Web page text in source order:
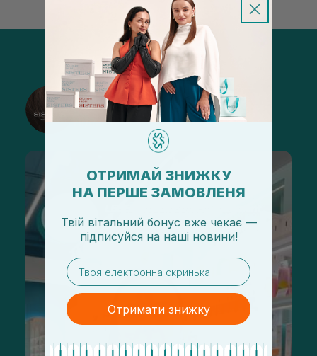
@sisters_stelmakh в Instagram
Підписатися
ОТРИМАЙ ЗНИЖКУ
НА ПЕРШЕ ЗАМОВЛЕНЯ
Твій вітальний бонус вже чекає —
підписуйся на наші новини!
email
Отримати знижку